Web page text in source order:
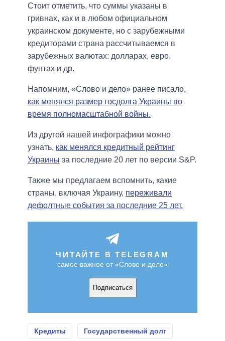
Стоит отметить, что суммы указаны в
гривнах, как и в любом официальном
украинском документе, но с зарубежными
кредиторами страна рассчитываемся в
зарубежных валютах: долларах, евро,
фунтах и др.
Напомним, «Слово и дело» ранее писало,
как менялся размер госдолга Украины во
время полномасштабной войны.
Из другой нашей инфографики можно
узнать, как менялся кредитный рейтинг
Украины за последние 20 лет по версии S&P.
Также мы предлагаем вспомнить, какие
страны, включая Украину, переживали
дефолтные события за последние 25 лет.
ЧИТАЙТЕ В TELEGRAM
самое важное от «Слово и дело»
Подписаться
Кредиты Государственный долг